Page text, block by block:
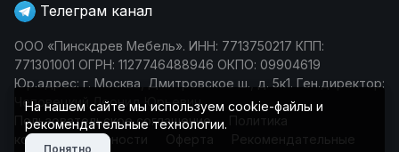
Телеграм канал
ООО «Пинскдрев Мебель». ИНН: 7713750217 КПП:
771301001 ОГРН: 1127746488946 ОКПО: 09904619
Юр.адрес: г. Москва, Дмитровское ш., д. 5к1. Ген.директор:
Чеповецкий Леонид Юрьевич
Пользовательское соглашение
Политика
конфиденциальности
Оферта
Рекомендательные
На нашем сайте мы используем cookie-файлы и
рекомендательные технологии.
Понятно